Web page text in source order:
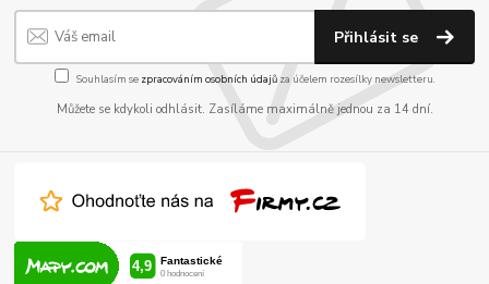
Přihlásit se
Souhlasím se zpracováním osobních údajůza účelem rozesílky newsletteru.
Můžete se kdykoli odhlásit. Zasíláme maximálně jednou za 14 dní.